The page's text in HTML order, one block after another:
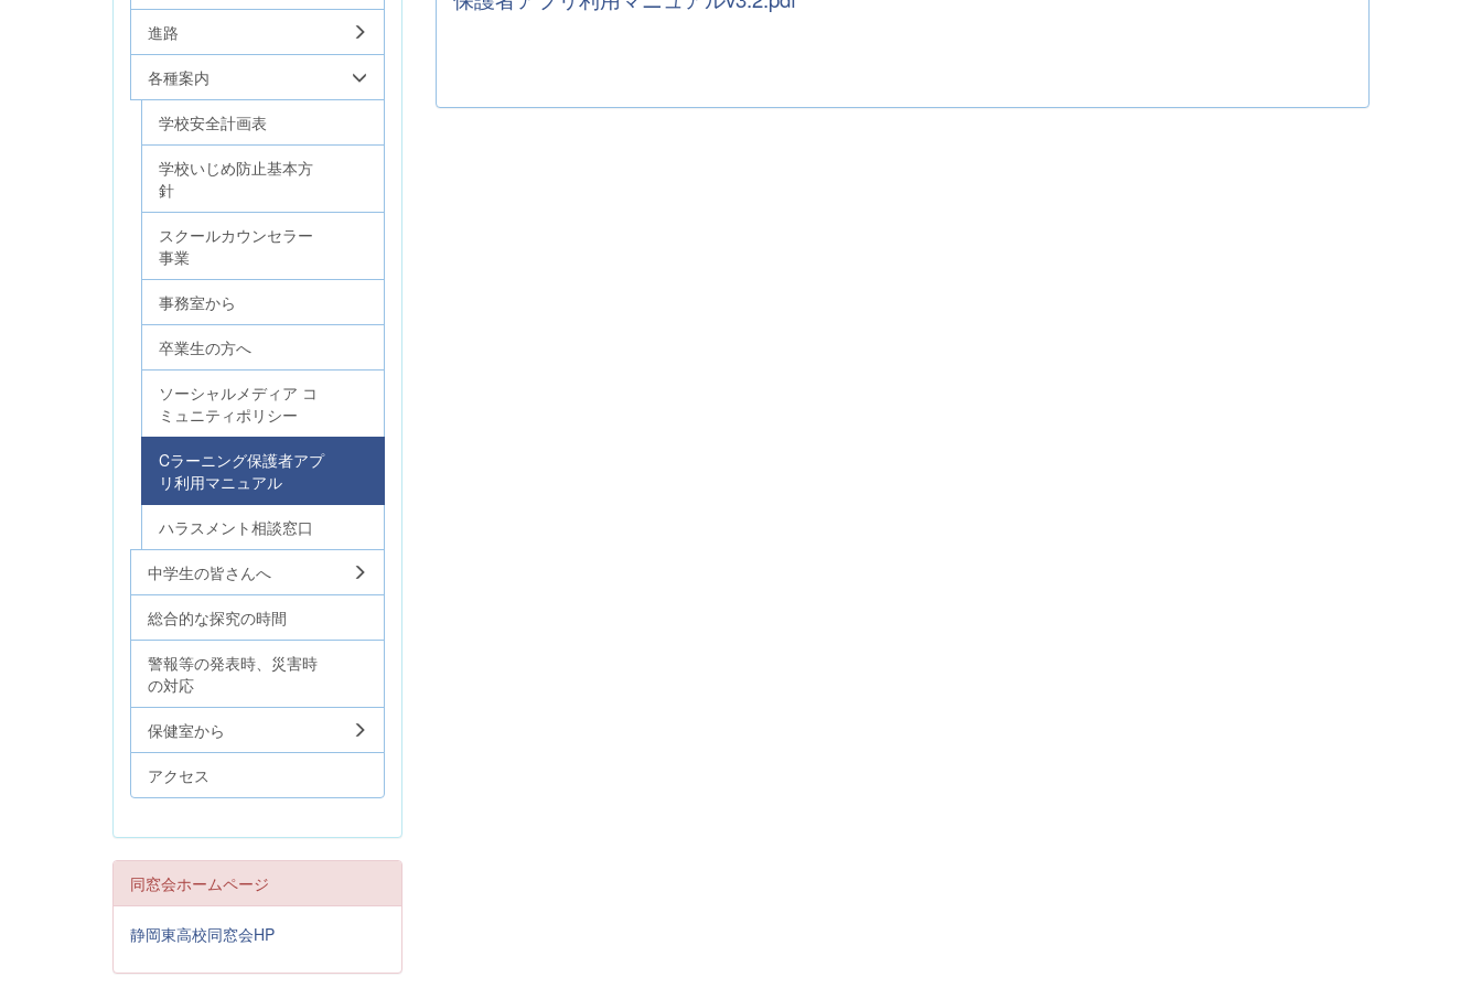
進路
各種案内
学校安全計画表
学校いじめ防止基本方
針
スクールカウンセラー
事業
事務室から
卒業生の方へ
ソーシャルメディア コ
ミュニティポリシー
Cラーニング保護者アプ
リ利用マニュアル
ハラスメント相談窓口
中学生の皆さんへ
総合的な探究の時間
警報等の発表時、災害時
の対応
保健室から
アクセス
同窓会ホームページ
静岡東高校同窓会HP